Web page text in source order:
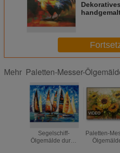
Mehr Paletten-Messer-
Segelschiff-
Ölgemälde durch
Paletten-